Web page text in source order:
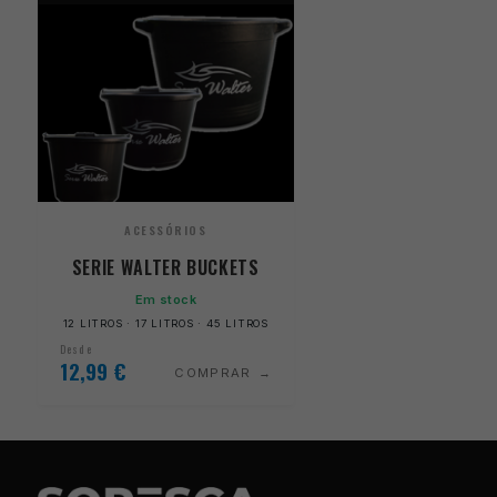
ACESSÓRIOS
SERIE WALTER BUCKETS
Em stock
12 LITROS · 17 LITROS · 45 LITROS
Desde
12,99 € COMPRAR